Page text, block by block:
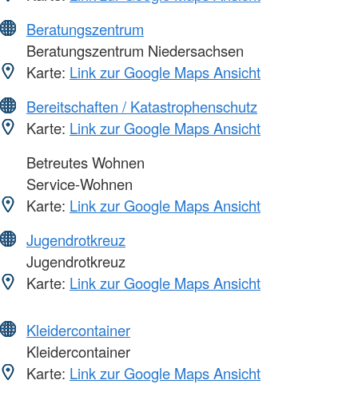
Beratungszentrum
Beratungszentrum Niedersachsen
Karte: Link zur Google Maps Ansicht
Bereitschaften / Katastrophenschutz
Karte: Link zur Google Maps Ansicht
Betreutes Wohnen
Service-Wohnen
Karte: Link zur Google Maps Ansicht
Jugendrotkreuz
Jugendrotkreuz
Karte: Link zur Google Maps Ansicht
Kleidercontainer
Kleidercontainer
Karte: Link zur Google Maps Ansicht